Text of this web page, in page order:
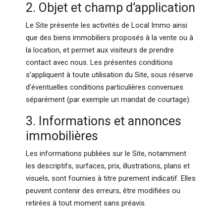
2. Objet et champ d’application
Le Site présente les activités de Local Immo ainsi
que des biens immobiliers proposés à la vente ou à
la location, et permet aux visiteurs de prendre
contact avec nous. Les présentes conditions
s’appliquent à toute utilisation du Site, sous réserve
d’éventuelles conditions particulières convenues
séparément (par exemple un mandat de courtage).
3. Informations et annonces
immobilières
Les informations publiées sur le Site, notamment
les descriptifs, surfaces, prix, illustrations, plans et
visuels, sont fournies à titre purement indicatif. Elles
peuvent contenir des erreurs, être modifiées ou
retirées à tout moment sans préavis.